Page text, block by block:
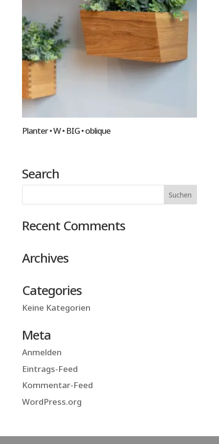
Planter • W • BIG • oblique
Search
Recent Comments
Archives
Categories
Keine Kategorien
Meta
Anmelden
Eintrags-Feed
Kommentar-Feed
WordPress.org